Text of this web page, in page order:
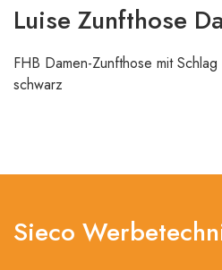
Luise Zunfthose
FHB Damen-Zunfthose mit
schwarz
Sieco